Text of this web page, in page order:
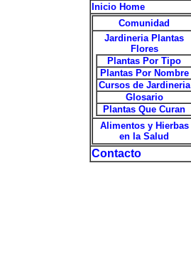
Inicio Home
Comunidad
Jardineria Plantas
Flores
Plantas Por Tipo
Plantas Por Nombre
Cursos de Jardineria
Glosario
Plantas Que Curan
Alimentos y Hierbas
en la Salud
Contacto